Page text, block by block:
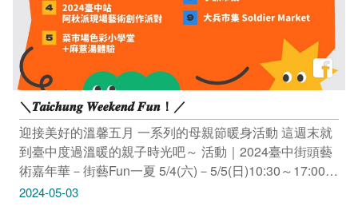
台中旅遊 #台中美食 #台中餐廳 #希望綠豆湯 #三圓古早
味綠豆湯 #大象綠豆湯
＼𝑻𝒂𝒊𝒄𝒉𝒖𝒏𝒈 𝑾𝒆𝒆𝒌𝒆𝒏𝒅 𝑭𝒖𝒏！／
迎接美好的溫馨五月 一系列的母親節暖身活動 這週末就
到臺中度過溫暖的親子時光吧～ 活動｜2024臺中街頭藝
術嘉年華－街藝Fun一夏 5/4(六)－5/5(日)10:30～17:00
大里藝術廣場 (臺中市大里區科技路1號) 活動連結：
2024-05-03